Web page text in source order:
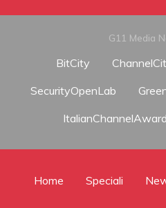
G11 Media
BitCity
SecurityOpenLab
Home Speciali